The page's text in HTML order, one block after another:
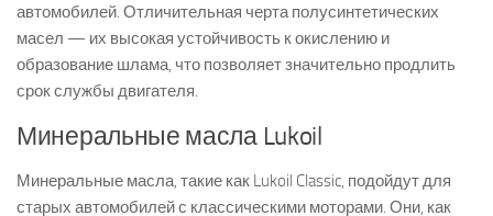
автомобилей. Отличительная черта полусинтетических
масел — их высокая устойчивость к окислению и
образование шлама, что позволяет значительно продлить
срок службы двигателя.
Минеральные масла Lukoil
Минеральные масла, такие как Lukoil Classic, подойдут для
старых автомобилей с классическими моторами. Они, как